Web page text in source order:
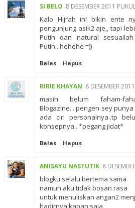
SI BELO 8 DESEMBER 2011
Kalo Hijrah ini bikin ente
pengunjung asik2 aje,, tapi
Putih dan natural
Putih...hehehe =))
Balas Hapus
RIRIE KHAYAN 8 DESEMBER
masih belum faham-
Blogazine....pengen sey
ada ciri personalnya..tp
konsepnya...*pegang jidat*
Balas Hapus
ANISAYU NASTUTIK 8
blogku selalu bertema sama
namun aku tidak bosan rasa
untuk menuliskan angan2
hadirnya kapan saja